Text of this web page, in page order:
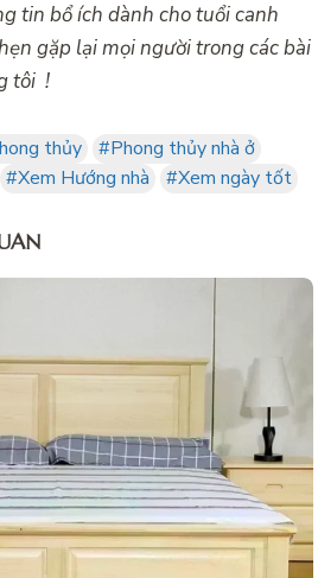
tin bổ ích dành cho tuổi canh
gặp lại mọi người trong các bài
tôi !
thủy
#Phong thủy nhà ở
#Xem Hướng nhà #Xem ngày tốt